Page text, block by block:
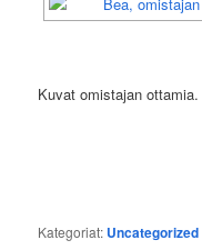
Kuvat omistajan ottamia.
Kategoriat: Uncategorized